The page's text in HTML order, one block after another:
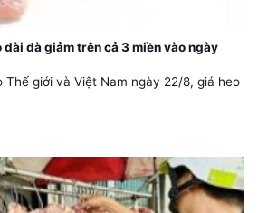
đà giảm trên cả 3 miền vào ngày
Thế giới và Việt Nam ngày 22/8, giá heo